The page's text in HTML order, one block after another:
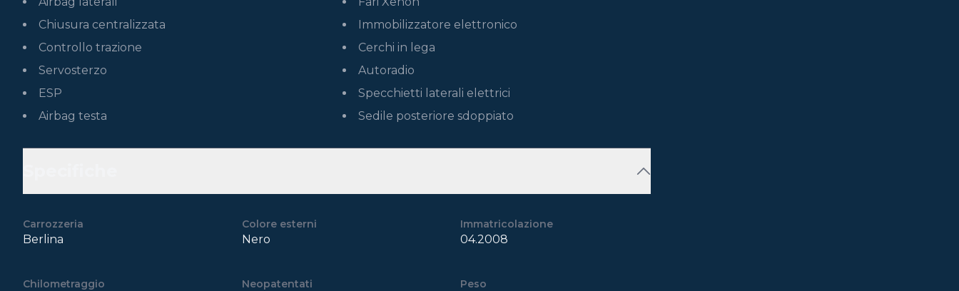
Chiusura centralizzata
Immobilizzatore elettronico
Controllo trazione
Cerchi in lega
Servosterzo
Autoradio
ESP
Specchietti laterali elettrici
Airbag testa
Sedile posteriore sdoppiato
Carrozzeria
Berlina
Colore esterni
Nero
Immatricolazione
04.2008
Chilometraggio Neopatentati Peso